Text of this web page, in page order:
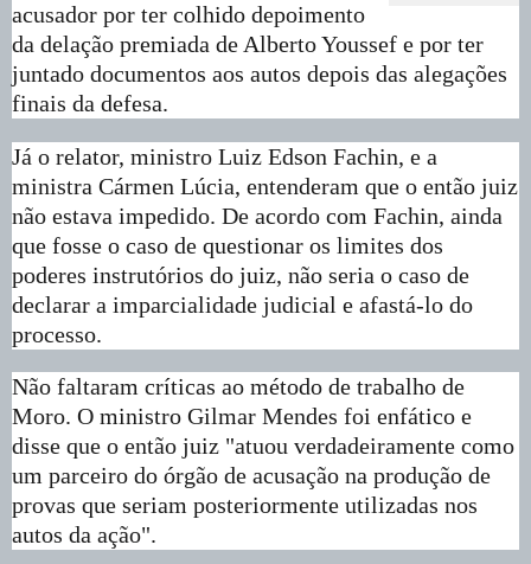
acusador por ter colhido depoimento
da delação premiada de Alberto Youssef e por ter
juntado documentos aos autos depois das alegações
finais da defesa.
Já o relator, ministro Luiz Edson Fachin, e a
ministra Cármen Lúcia, entenderam que o então juiz
não estava impedido. De acordo com Fachin, ainda
que fosse o caso de questionar os limites dos
poderes instrutórios do juiz, não seria o caso de
declarar a imparcialidade judicial e afastá-lo do
processo.
Não faltaram críticas ao método de trabalho de
Moro. O ministro Gilmar Mendes foi enfático e
disse que o então juiz "atuou verdadeiramente como
um parceiro do órgão de acusação na produção de
provas que seriam posteriormente utilizadas nos
autos da ação".